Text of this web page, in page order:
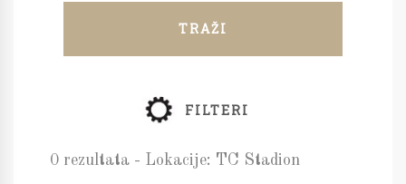
TRAŽI
FILTERI
0 rezultata - Lokacije: TC Stadion